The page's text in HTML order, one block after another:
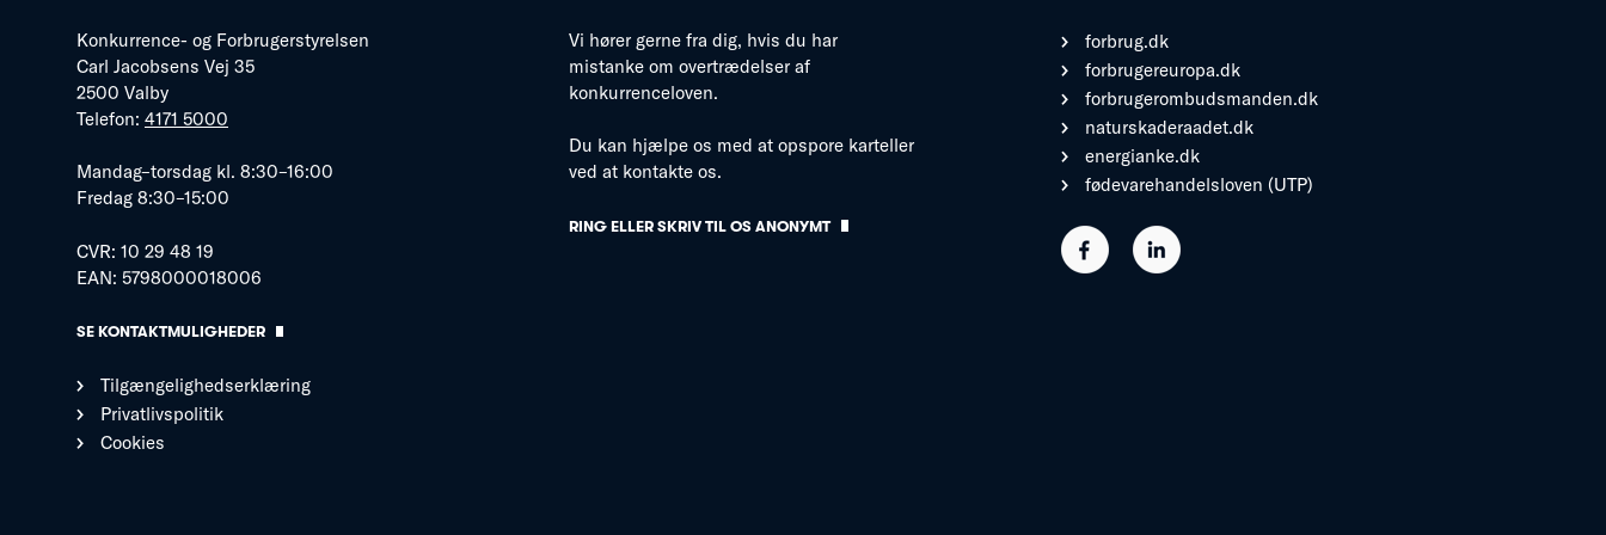
Konkurrence- og Forbrugerstyrelsen
Carl Jacobsens Vej 35
2500 Valby
Telefon: 4171 5000
Mandag–torsdag kl. 8:30–16:00
Fredag 8:30–15:00
CVR: 10 29 48 19
EAN: 5798000018006
SE KONTAKTMULIGHEDER
Tilgængelighedserklæring
Privatlivspolitik
Cookies
Vi hører gerne fra dig, hvis du har
mistanke om overtrædelser af
konkurrenceloven.
Du kan hjælpe os med at opspore karteller
ved at kontakte os.
RING ELLER SKRIV TIL OS ANONYMT
forbrug.dk
forbrugereuropa.dk
forbrugerombudsmanden.dk
naturskaderaadet.dk
energianke.dk
fødevarehandelsloven (UTP)